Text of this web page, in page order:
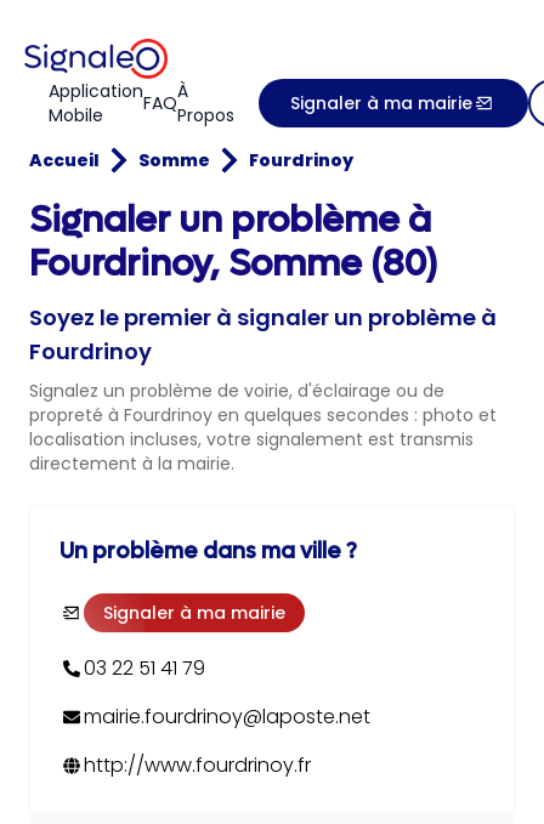
Application
Mobile
FAQÀ
Propos
Signaler à ma mairie
Accueil Somme Fourdrinoy
Signaler un problème à
Fourdrinoy, Somme (80)
Soyez le premier à signaler un problème à
Fourdrinoy
Signalez un problème de voirie, d'éclairage ou de
propreté à Fourdrinoy en quelques secondes : photo et
localisation incluses, votre signalement est transmis
directement à la mairie.
Un problème dans ma ville ?
Signaler à ma mairie
03 22 51 41 79
mairie.fourdrinoy@laposte.net
http://www.fourdrinoy.fr